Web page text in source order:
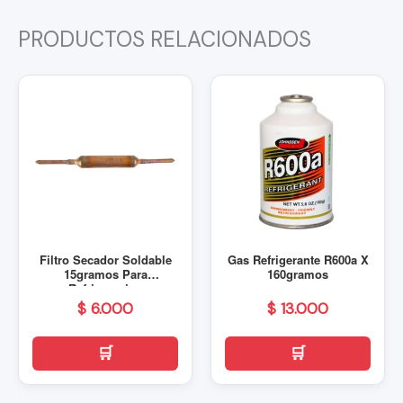
PRODUCTOS RELACIONADOS
Filtro Secador Soldable
15gramos Para
Refrigeracion
$ 6.000
Gas Refrigerante R600a X
160gramos
$ 13.000